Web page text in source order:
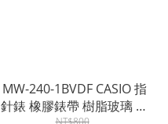
MW-240-1BVDF CASIO 指
針錶 橡膠錶帶 樹脂玻璃 防